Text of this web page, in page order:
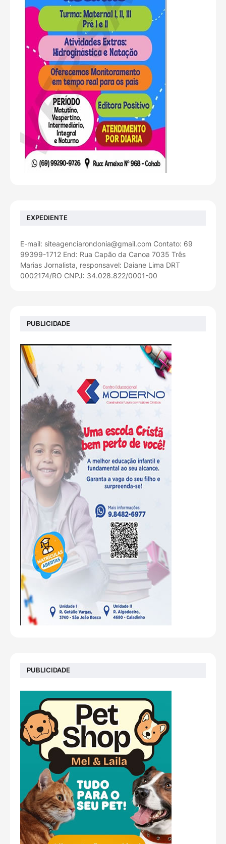
EXPEDIENTE
E-mail: siteagenciarondonia@gmail.com Contato: 69
99399-1712 End: Rua Capão da Canoa 7035 Três
Marias Jornalista, responsavel: Daiane Lima DRT
0002174/RO CNPJ: 34.028.822/0001-00
PUBLICIDADE
PUBLICIDADE